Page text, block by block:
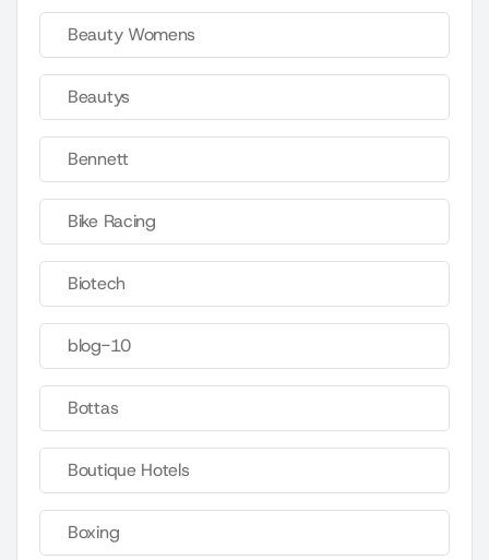
Beauty Womens
Beautys
Bennett
Bike Racing
Biotech
blog-10
Bottas
Boutique Hotels
Boxing